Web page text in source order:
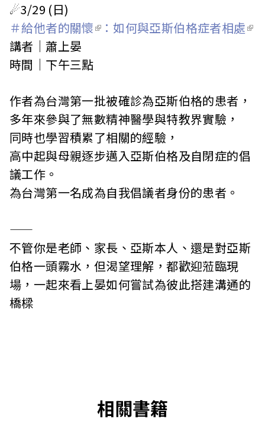
☄3/29 (日)
＃給他者的關懷 ：如何與亞斯伯格症者相處
講者｜蕭上晏
時間｜下午三點
作者為台灣第一批被確診為亞斯伯格的患者，
多年來參與了無數精神醫學與特教界實驗，
同時也學習積累了相關的經驗，
高中起與母親逐步邁入亞斯伯格及自閉症的倡
議工作。
為台灣第一名成為自我倡議者身份的患者。
——
不管你是老師、家長、亞斯本人、還是對亞斯
伯格一頭霧水，但渴望理解，都歡迎蒞臨現
場，一起來看上晏如何嘗試為彼此搭建溝通的
橋樑
相關書籍